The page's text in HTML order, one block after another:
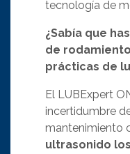
tecnología de
¿Sabía que
de
prácticas de
El LUBExpert
incertidumbre
mantenimiento
ultrasonido